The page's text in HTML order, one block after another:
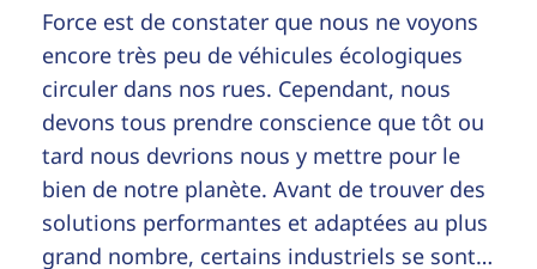
Force est de constater que nous ne voyons
encore très peu de véhicules écologiques
circuler dans nos rues. Cependant, nous
devons tous prendre conscience que tôt ou
tard nous devrions nous y mettre pour le
bien de notre planète. Avant de trouver des
solutions performantes et adaptées au plus
grand nombre, certains industriels se sont…